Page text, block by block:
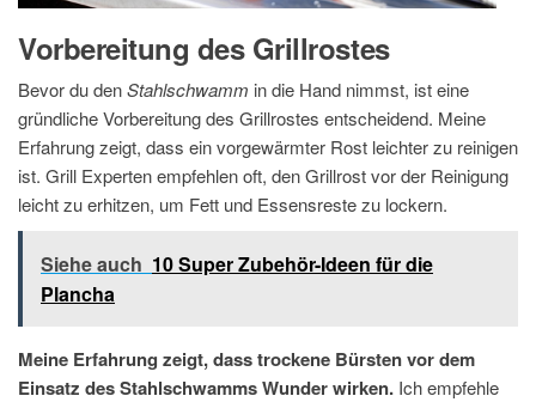
Vorbereitung des Grillrostes
Bevor du denStahlschwamm in die Hand nimmst, ist eine
gründliche Vorbereitung des Grillrostes entscheidend. Meine
Erfahrung zeigt, dass ein vorgewärmter Rost leichter zu reinigen
ist. Grill Experten empfehlen oft, den Grillrost vor der Reinigung
leicht zu erhitzen, um Fett und Essensreste zu lockern.
Siehe auch 10 Super Zubehör-Ideen für die
Plancha
Meine Erfahrung zeigt, dass trockene Bürsten vor dem
Einsatz des Stahlschwamms Wunder wirken. Ich empfehle